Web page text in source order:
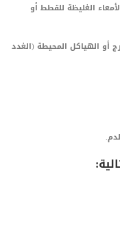
الغليظة للقطط أو
أو الهياكل المحيطة (الغدد